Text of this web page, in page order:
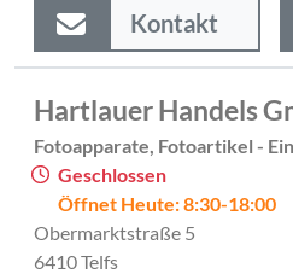
Kontakt
Hartlauer Handels
Fotoapparate, Fotoartikel -
Geschlossen
Öffnet Heute: 8:30-18:00
Obermarktstraße 5
6410 Telfs